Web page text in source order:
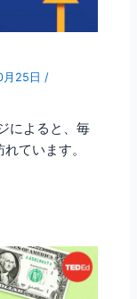
月25日/
によると、毎
ています。